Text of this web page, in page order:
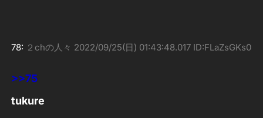
78: ２chの人々 2022/09/25(日) 01:43:48.017 ID:FLaZsGKs0
>>75
tukure